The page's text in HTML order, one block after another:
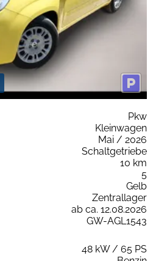
Pkw
Kleinwagen
Mai / 2026
Schaltgetriebe
10 km
5
Gelb
Zentrallager
ab ca. 12.08.2026
GW-AGL1543
48 kW / 65 PS